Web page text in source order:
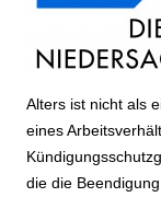
Alters ist nicht als
eines
die die